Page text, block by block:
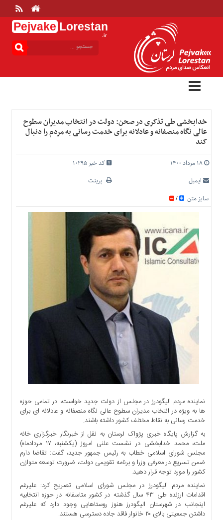
Pejvake Lorestan
.ir
بالا
خانه
ارتباط
درباره
تعرفه
اصلی
خانه
اجتماعی
سیاسی
اقتصادی
علمی
برگه
تعرفه
درباره
اخبار
سایت
خدابخشی طی تذکری در صحن: دولت در انتخاب مدیران سطوح
عالی نگاه منصفانه و عادلانه برای خدمت رسانی به مردم را دنبال
کند
۱۸ مرداد ۱۴۰۰
کد خبر 10295
ایمیل
پرینت
سایز متن
/
نماینده مردم الیگودرز در مجلس از دولت جدید خواست، در تمامی حوزه
ها به ویژه در انتخاب مدیران سطوح عالی نگاه منصفانه و عادلانه ای برای
خدمت رسانی به نقاط مختلف کشور داشته باشند.
به گزارش پایگاه خبری پژواک لرستان به نقل از خبرنگار خبرگزاری خانه
ملت، محمد خدابخشی در نشست علنی امروز (یکشنبه، ۱۷ مردادماه)
مجلس شورای اسلامی خطاب به رئیس جمهور جدید، گفت: تقاضا دارم
ضمن تسریع در معرفی وزرا و برنامه تقویمی دولت، ضرورت توسعه متوازن
کشور را مورد توجه قرار دهید.
نماینده مردم الیگودرز در مجلس شورای اسلامی تصریح کرد: علیرغم
اقدامات ارزنده طی ۴۳ سال گذشته در کشور متاسفانه در حوزه انتخابیه
اینجانب در شهرستان الیگودرز هنوز روستاهایی وجود دارد که علیرغم
داشتن جمعیتی بالای ۲۰ خانوار فاقد جاده دسترسی هستند.